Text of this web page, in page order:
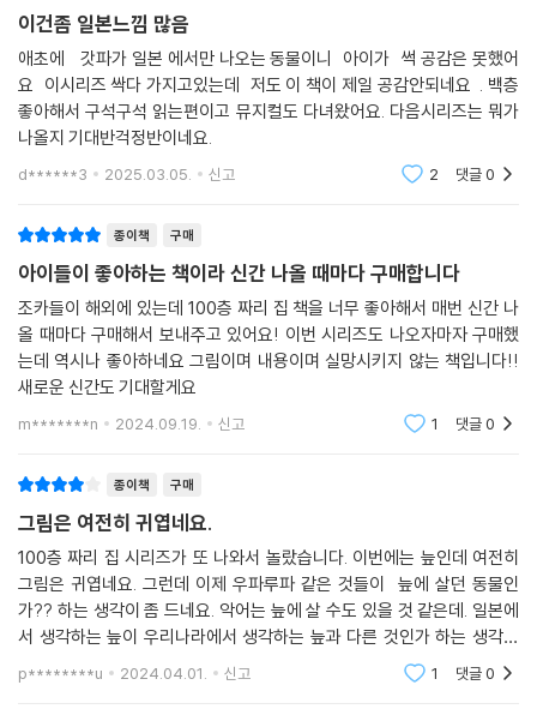
이건좀 일본느낌 많음
애초에 갓파가 일본 에서만 나오는 동물이니 아이가 썩 공감은 못했어
요 이시리즈 싹다 가지고있는데 저도 이 책이 제일 공감안되네요 . 백층
좋아해서 구석구석 읽는편이고 뮤지컬도 다녀왔어요. 다음시리즈는 뭐가
나올지 기대반걱정반이네요.
d******3 2025.03.05. 신고 2 댓글0
종이책 구매
아이들이 좋아하는 책이라 신간 나올 때마다 구매합니다
조카들이 해외에 있는데 100층 짜리 집 책을 너무 좋아해서 매번 신간 나
올 때마다 구매해서 보내주고 있어요! 이번 시리즈도 나오자마자 구매했
는데 역시나 좋아하네요 그림이며 내용이며 실망시키지 않는 책입니다!!
새로운 신간도 기대할게요
m*******n 2024.09.19. 신고 1 댓글0
종이책 구매
그림은 여전히 귀엽네요.
100층 짜리 집 시리즈가 또 나와서 놀랐습니다. 이번에는 늪인데 여전히
그림은 귀엽네요. 그런데 이제 우파루파 같은 것들이 늪에 살던 동물인
가?? 하는 생각이 좀 드네요. 악어는 늪에 살 수도 있을 것 같은데. 일본에
서 생각하는 늪이 우리나라에서 생각하는 늪과 다른 것인가 하는 생각이
p********u 2024.04.01. 신고 1 댓글0